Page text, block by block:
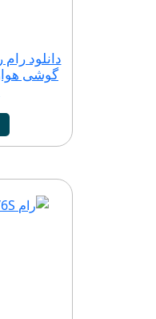
دانلود